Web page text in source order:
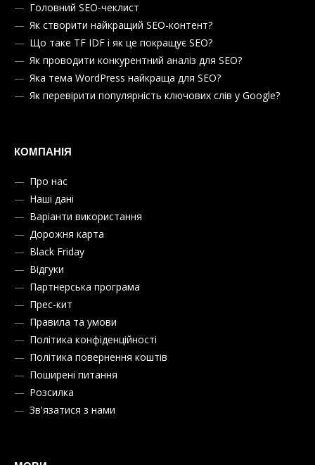
Головний SEO-чеклист
Як створити найкращий SEO-контент?
Що таке TF IDF і як це покращує SEO?
Як проводити конкурентний аналіз для SEO?
Яка тема WordPress найкраща для SEO?
Як перевірити популярність ключових слів у Google?
КОМПАНІЯ
Про нас
Наші дані
Варіанти використання
Дорожня карта
Black Friday
Відгуки
Партнерська програма
Прес-кит
Правила та умови
Політика конфіденційності
Політика повернення коштів
Поширені питання
Розсилка
Зв'язатися з нами